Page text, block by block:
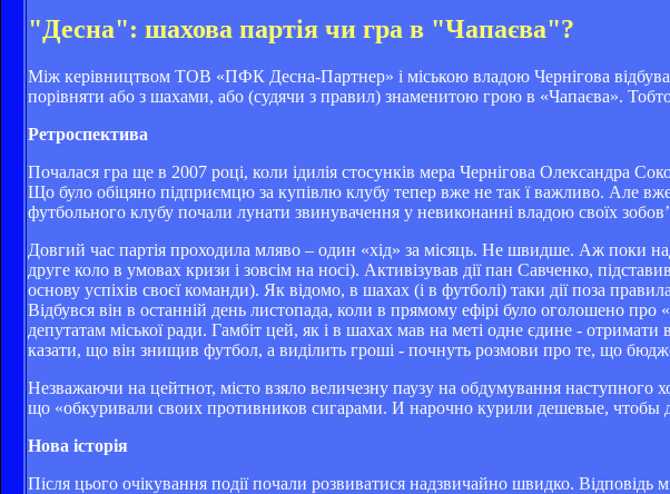
"Десна": шахова партія чи гра в "Чапаєва"?
Між керівництвом ТОВ «ПФК Десна-Партнер» і міською владою Чернігова
порівняти або з шахами, або (судячи з правил) знаменитою грою в «Чапаєва».
Ретроспектива
Почалася гра ще в 2007 році, коли ідилія стосунків мера Чернігова Олександра
Що було обіцяно підприємцю за купівлю клубу тепер вже не так ї важливо. Але
футбольного клубу почали лунати звинувачення у невиконанні владою своїх
Довгий час партія проходила мляво – один «хід» за місяць. Не швидше. Аж поки
друге коло в умовах кризи і зовсім на носі). Активізував дії пан Савченко,
основу успіхів своєї команди). Як відомо, в шахах (і в футболі) таки дії поза
Відбувся він в останній день листопада, коли в прямому ефірі було оголошено
депутатам міської ради. Гамбіт цей, як і в шахах мав на меті одне єдине -
казати, що він знищив футбол, а виділить гроші - почнуть розмови про те, що
Незважаючи на цейтнот, місто взяло величезну паузу на обдумування наступного
що «обкуривали своих противников сигарами. И нарочно курили дешевые,
Нова історія
Після цього очікування події почали розвиватися надзвичайно швидко.